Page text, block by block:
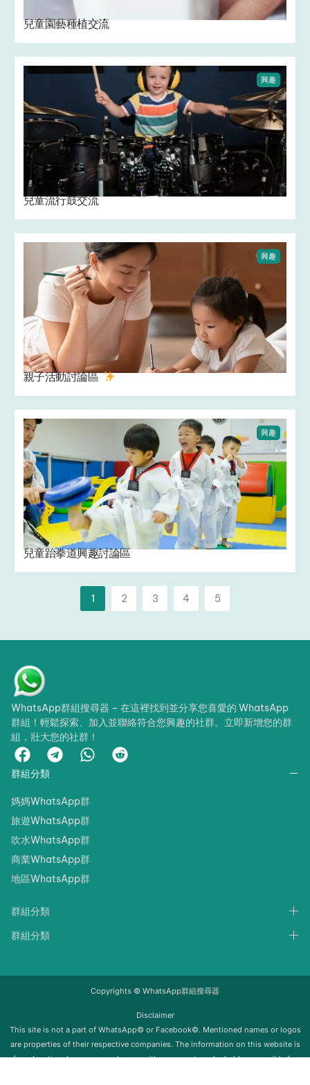
兒童園藝種植交流 ‍
興趣
兒童流行鼓交流
興趣
親子活動討論區 ‍
興趣
兒童跆拳道興趣討論區
1 2 3 4 5
WhatsApp群組搜尋器 – 在這裡找到並分享您喜愛的 WhatsApp
群組！輕鬆探索、加入並聯絡符合您興趣的社群。立即新增您的群
組，壯大您的社群！
群組分類
媽媽WhatsApp群
旅遊WhatsApp群
吹水WhatsApp群
商業WhatsApp群
地區WhatsApp群
群組分類
群組分類
Copyrights © WhatsApp群組搜尋器
Disclaimer
‍‍This site is not a part of WhatsApp© or Facebook©. Mentioned names or logos
are properties of their respective companies. The information on this website is
for educational purposes only; we neither support nor be held responsible for